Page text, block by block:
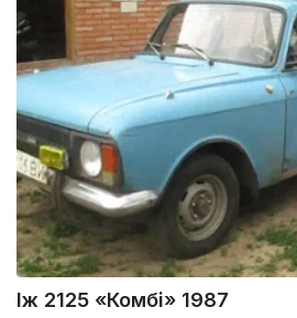
Іж 2125 «Комбі» 1987